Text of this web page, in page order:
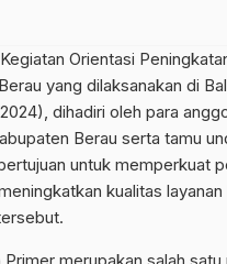
Orientasi
yang dilaksanakan di
2024), dihadiri oleh para
Berau serta tamu
untuk memperkuat
kualitas